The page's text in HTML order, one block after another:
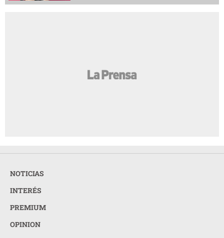
NOTICIAS
INTERÉS
PREMIUM
OPINION